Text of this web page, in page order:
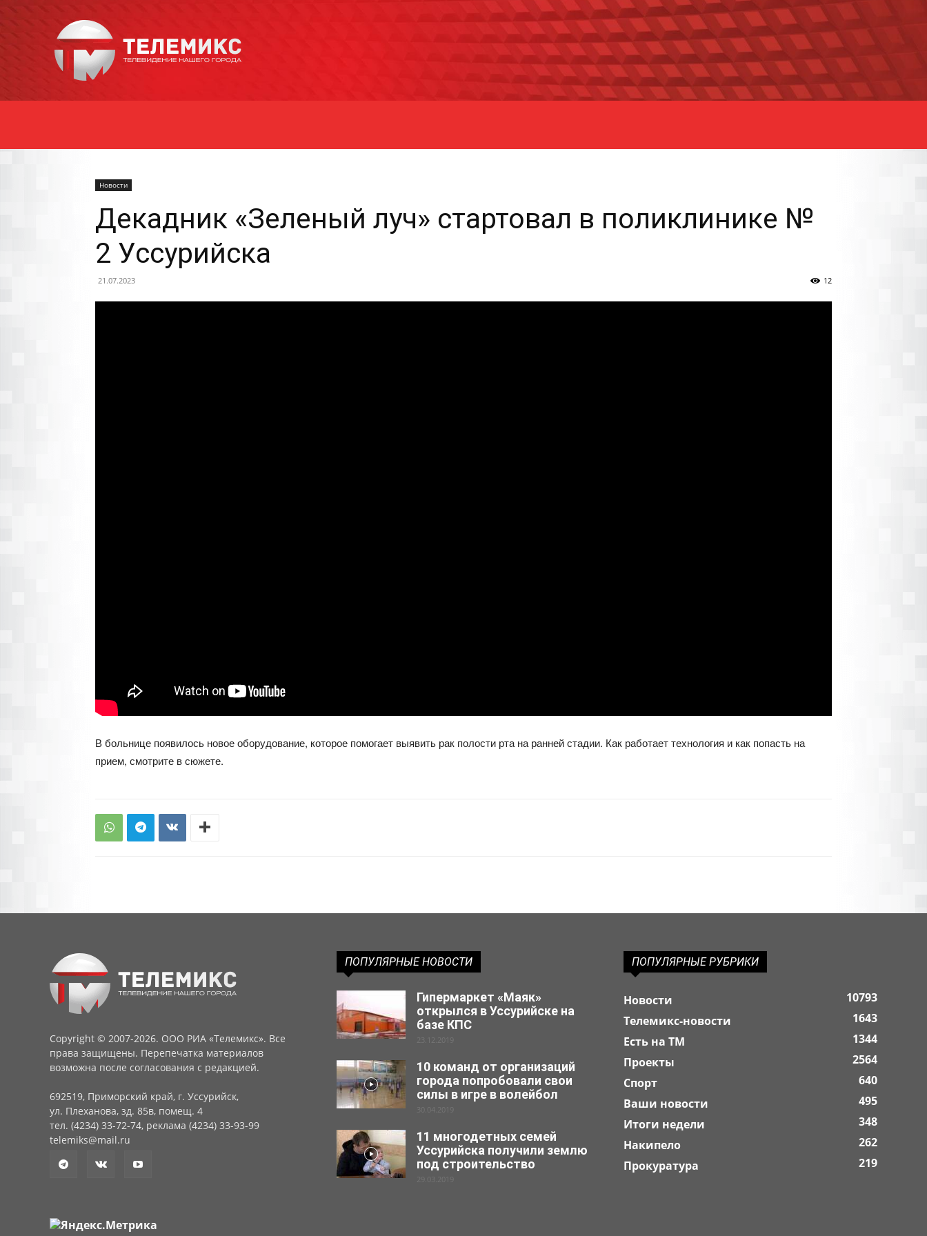
Уссурийска
Новости
Декадник «Зеленый луч» стартовал в поликлинике №
2 Уссурийска
21.07.2023 12
В больнице появилось новое оборудование, которое помогает выявить рак полости рта на ранней стадии. Как работает технология и как попасть на
прием, смотрите в сюжете.
Copyright © 2007-2026. ООО РИА «Телемикс». Все
права защищены. Перепечатка материалов
возможна после согласования с редакцией.
692519, Приморский край, г. Уссурийск,
ул. Плеханова, зд. 85в, помещ. 4
тел. (4234) 33-72-74, реклама (4234) 33-93-99
telemiks@mail.ru
ПОПУЛЯРНЫЕ НОВОСТИ
Гипермаркет «Маяк»
открылся в Уссурийске на
базе КПС
23.12.2019
10 команд от организаций
города попробовали свои
силы в игре в волейбол
30.04.2019
11 многодетных семей
Уссурийска получили землю
под строительство
29.03.2019
ПОПУЛЯРНЫЕ РУБРИКИ
Новости
10793
Телемикс-новости
1643
Есть на ТМ
1344
Проекты
2564
Спорт
640
Ваши новости
495
Итоги недели
348
Накипело
262
Прокуратура
219